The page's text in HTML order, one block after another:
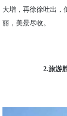
大增，再徐徐吐出，
丽，美景尽收。
2.旅游